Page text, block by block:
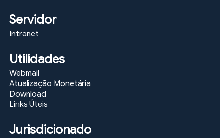
Servidor
Intranet
Utilidades
Webmail
Atualização Monetária
Download
Links Úteis
Jurisdicionado